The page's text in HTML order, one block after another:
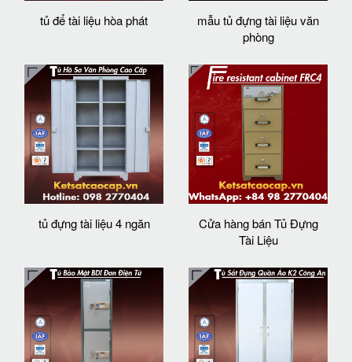
tủ để tài liệu hòa phát
mẫu tủ đựng tài liệu văn
phòng
tủ đựng tài liệu 4 ngăn
Cửa hàng bán Tủ Đựng
Tài Liệu